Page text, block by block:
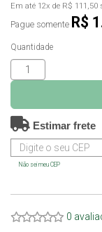
Em até 12x de R$ 111,50
Pague somente R$
Quantidade
Estimar frete
Não sei meu CEP
0